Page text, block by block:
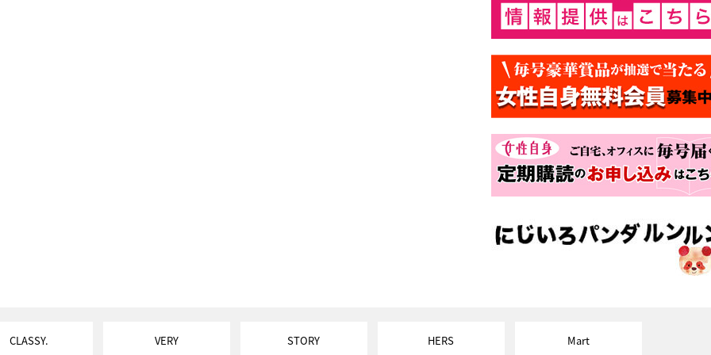
CLASSY. VERY STORY HERS Mart